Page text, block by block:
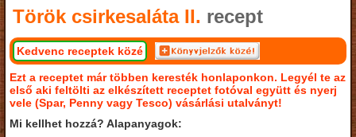
Török csirkesaláta II. recept
Kedvenc receptek közé
Ezt a receptet már többen keresték honlaponkon. Legyél te az
első aki feltölti az elkészített receptet fotóval együtt és nyerj
vele (Spar, Penny vagy Tesco) vásárlási utalványt!
Mi kellhet hozzá? Alapanyagok: